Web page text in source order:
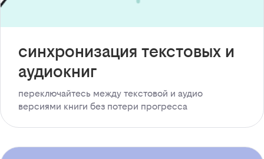
синхронизация текстовых и
аудиокниг
переключайтесь между текстовой и аудио
версиями книги без потери прогресса